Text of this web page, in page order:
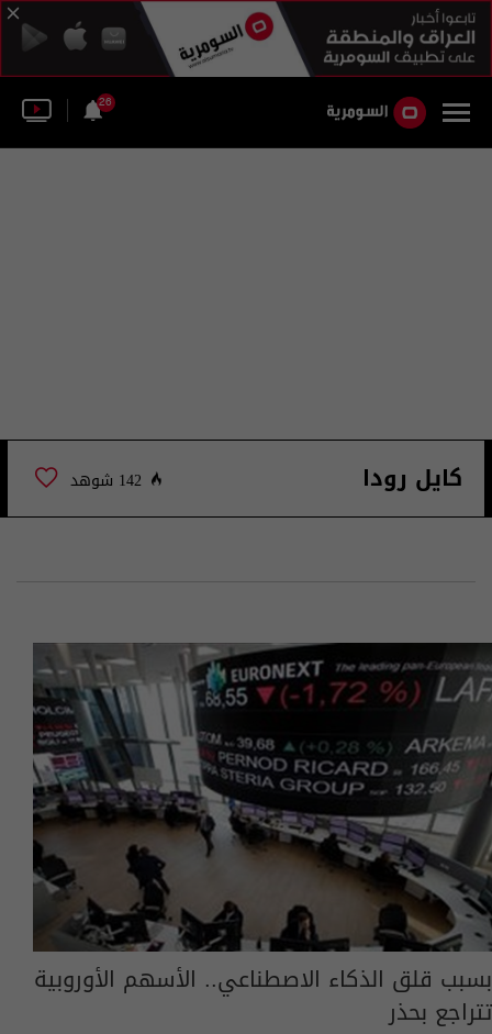
26
كايل رودا 142 شوهد
بسبب قلق الذكاء الاصطناعي.. الأسهم الأوروبية
تتراجع بحذر